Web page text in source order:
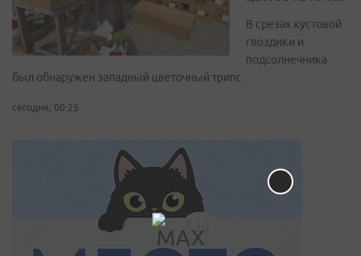
В срезах кустовой
гвоздики и
подсолнечника
был обнаружен западный цветочный трипс
сегодня, 00:25